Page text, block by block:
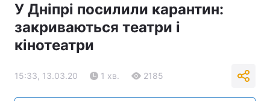
У Дніпрі посилили карантин:
закриваються театри і
кінотеатри
15:33, 13.03.20 1 хв. 2185